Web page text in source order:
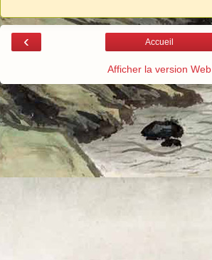
‹ Accueil
Afficher la version Web